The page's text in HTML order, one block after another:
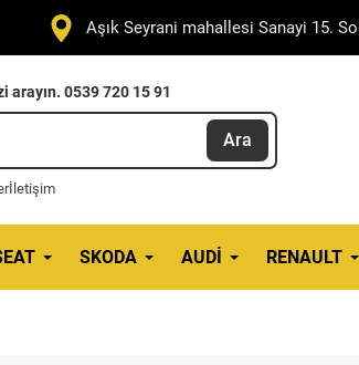
Aşık Seyrani mahallesi Sanayi 15.
arayın. 0539 720 15 91
Ara
İletişim
SKODA AUDI RENAULT